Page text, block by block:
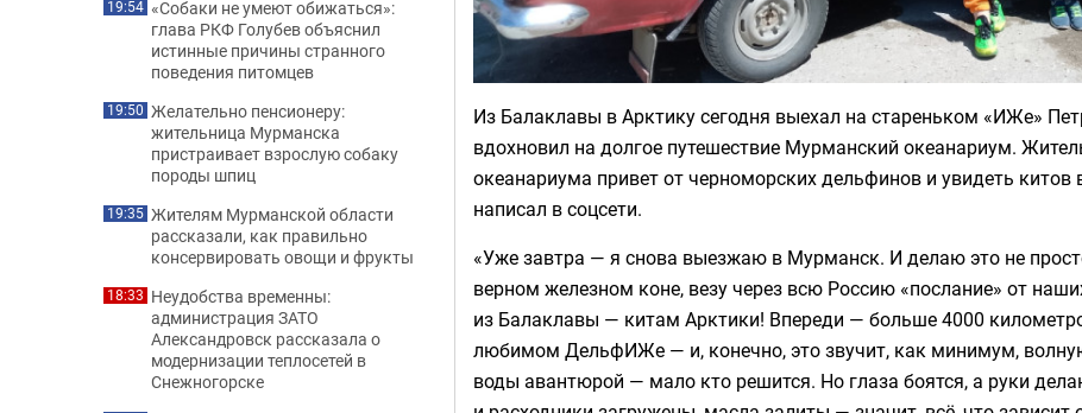
Из Балаклавы в Арктику сегодня выехал на стареньком «ИЖе»
вдохновил на долгое путешествие Мурманский океанариум.
океанариума привет от черноморских дельфинов и увидеть
написал в соцсети.
«Уже завтра — я снова выезжаю в Мурманск. И делаю это не
верном железном коне, везу через всю Россию «послание» от
из Балаклавы — китам Арктики! Впереди — больше 4000
любимом ДельфИЖе — и, конечно, это звучит, как минимум,
воды авантюрой — мало кто решится. Но глаза боятся, а руки
19:54 «Собаки не умеют обижаться»:
глава РКФ Голубев объяснил
истинные причины странного
поведения питомцев
19:50 Желательно пенсионеру:
жительница Мурманска
пристраивает взрослую собаку
породы шпиц
19:35 Жителям Мурманской области
рассказали, как правильно
консервировать овощи и фрукты
18:33 Неудобства временны:
администрация ЗАТО
Александровск рассказала о
модернизации теплосетей в
Снежногорске